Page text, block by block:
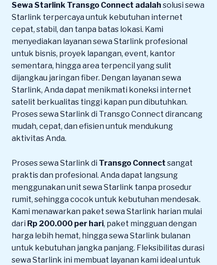
Sewa Starlink Transgo Connect adalah solusi sewa
Starlink terpercaya untuk kebutuhan internet
cepat, stabil, dan tanpa batas lokasi. Kami
menyediakan layanan sewa Starlink profesional
untuk bisnis, proyek lapangan, event, kantor
sementara, hingga area terpencil yang sulit
dijangkau jaringan fiber. Dengan layanan sewa
Starlink, Anda dapat menikmati koneksi internet
satelit berkualitas tinggi kapan pun dibutuhkan.
Proses sewa Starlink di Transgo Connect dirancang
mudah, cepat, dan efisien untuk mendukung
aktivitas Anda.
Proses sewa Starlink di Transgo Connect sangat
praktis dan profesional. Anda dapat langsung
menggunakan unit sewa Starlink tanpa prosedur
rumit, sehingga cocok untuk kebutuhan mendesak.
Kami menawarkan paket sewa Starlink harian mulai
dari Rp 200.000 per hari, paket mingguan dengan
harga lebih hemat, hingga sewa Starlink bulanan
untuk kebutuhan jangka panjang. Fleksibilitas durasi
sewa Starlink ini membuat layanan kami ideal untuk